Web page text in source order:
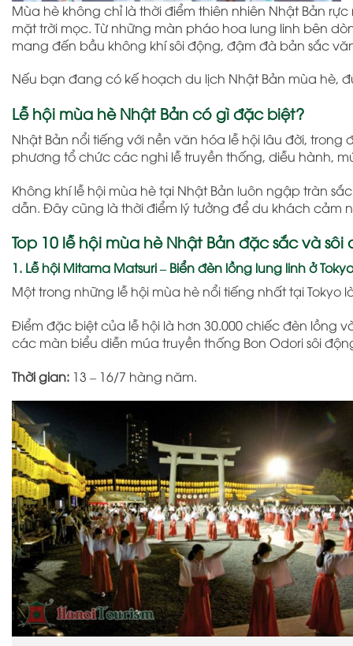
Mùa hè không chỉ là thời điểm thiên nhiên Nhật Bản
mặt trời mọc. Từ những màn pháo hoa lung linh bên
mang đến bầu không khí sôi động, đậm đà bản sắc
Nếu bạn đang có kế hoạch du lịch Nhật Bản mùa hè,
Lễ hội mùa hè Nhật Bản có gì đặc biệt?
Nhật Bản nổi tiếng với nền văn hóa lễ hội lâu đời,
phương tổ chức các nghi lễ truyền thống, diễu hành,
Không khí lễ hội mùa hè tại Nhật Bản luôn ngập tràn
dẫn. Đây cũng là thời điểm lý tưởng để du khách cảm
Top 10 lễ hội mùa hè Nhật Bản đặc sắc và sôi
1. Lễ hội Mitama Matsuri – Biển đèn lồng lung linh ở Tokyo
Một trong những lễ hội mùa hè nổi tiếng nhất tạiTokyo
Điểm đặc biệt của lễ hội là hơn 30.000 chiếc đèn lồng
các màn biểu diễn múa truyền thống Bon Odori sôi
Thời gian: 13 – 16/7 hàng năm.